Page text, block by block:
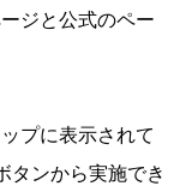
ジと公式のペー
プに表示されて
タンから実施でき